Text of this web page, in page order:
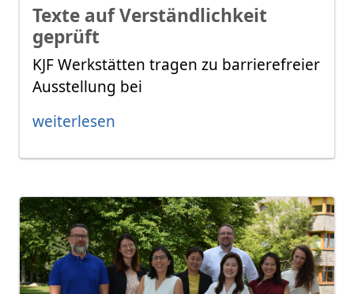
Texte auf Verständlichkeit
geprüft
KJF Werkstätten tragen zu barrierefreier
Ausstellung bei
weiterlesen